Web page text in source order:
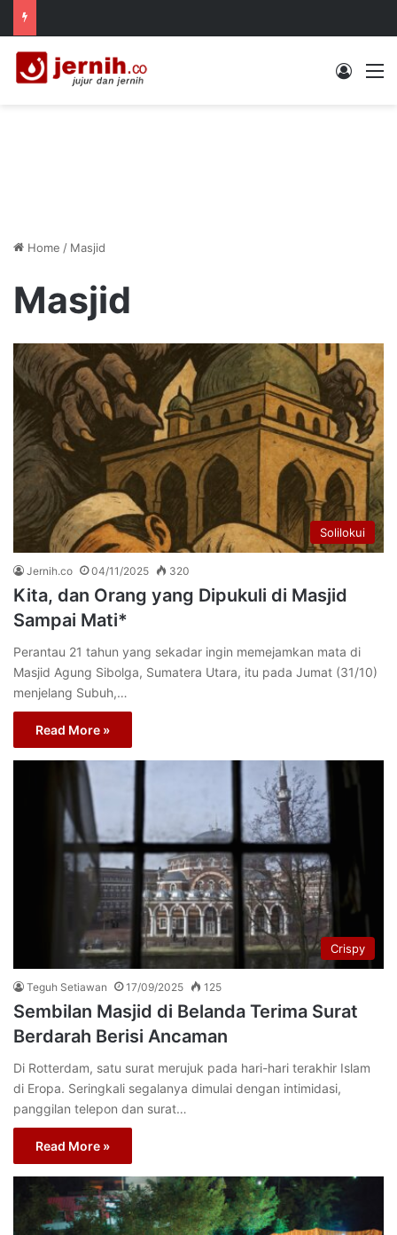
Log In
Home / Masjid
Masjid
Solilokui
Jernih.co 04/11/2025 320
Kita, dan Orang yang Dipukuli di Masjid
Sampai Mati*
Perantau 21 tahun yang sekadar ingin memejamkan mata di
Masjid Agung Sibolga, Sumatera Utara, itu pada Jumat (31/10)
menjelang Subuh,…
Read More »
Crispy
Teguh Setiawan 17/09/2025 125
Sembilan Masjid di Belanda Terima Surat
Berdarah Berisi Ancaman
Di Rotterdam, satu surat merujuk pada hari-hari terakhir Islam
di Eropa. Seringkali segalanya dimulai dengan intimidasi,
panggilan telepon dan surat…
Read More »